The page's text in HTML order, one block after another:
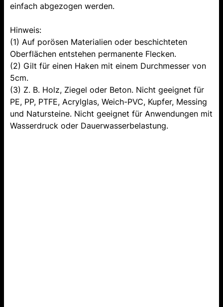
einfach abgezogen werden.
Hinweis:
(1) Auf porösen Materialien oder beschichteten
Oberflächen entstehen permanente Flecken.
(2) Gilt für einen Haken mit einem Durchmesser von
5cm.
(3) Z. B. Holz, Ziegel oder Beton. Nicht geeignet für
PE, PP, PTFE, Acrylglas, Weich-PVC, Kupfer, Messing
und Natursteine. Nicht geeignet für Anwendungen mit
Wasserdruck oder Dauerwasserbelastung.